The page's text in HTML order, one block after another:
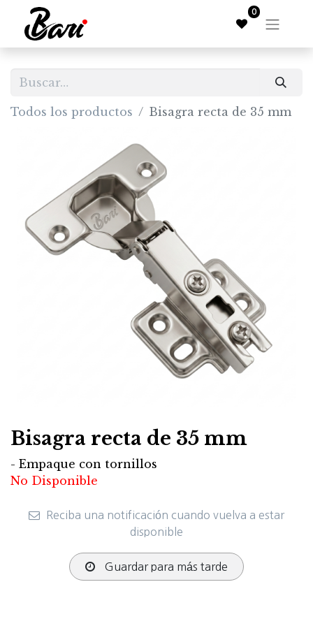
0
Todos los productos Bisagra recta de 35 mm
Bisagra recta de 35 mm
- Empaque con tornillos
No Disponible
Reciba una notificación cuando vuelva a estar
disponible
Guardar para más tarde